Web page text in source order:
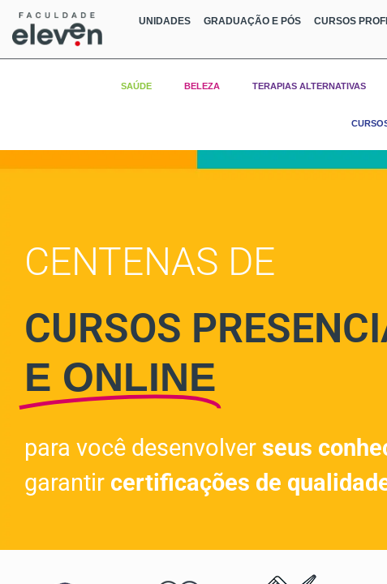
UNIDADES GRADUAÇÃO E PÓS CURSOS
SAÚDE BELEZA TERAPIAS ALTERNATIVAS
CENTENAS DE
CURSOS
E ONLINE
para você desenvolver seus
garantir certificações de